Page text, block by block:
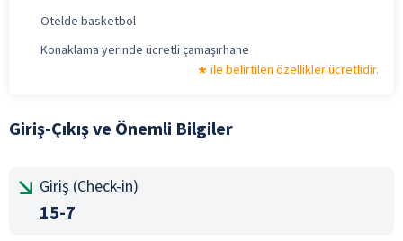
Otelde basketbol
Konaklama yerinde ücretli çamaşırhane
ile belirtilen özellikler ücretlidir.
Giriş-Çıkış ve Önemli Bilgiler
Giriş (Check-in)
15-7